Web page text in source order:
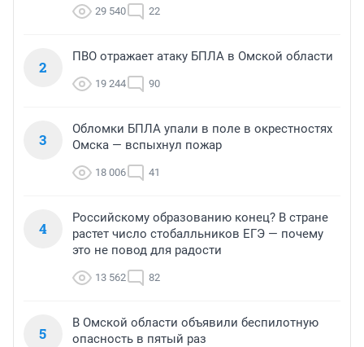
29 540 22
2
ПВО отражает атаку БПЛА в Омской области
19 244 90
3
Обломки БПЛА упали в поле в окрестностях
Омска — вспыхнул пожар
18 006 41
4
Российскому образованию конец? В стране
растет число стобалльников ЕГЭ — почему
это не повод для радости
13 562 82
5
В Омской области объявили беспилотную
опасность в пятый раз